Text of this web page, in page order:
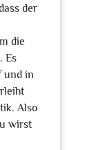
der
die
Es
und in
Also
wirst